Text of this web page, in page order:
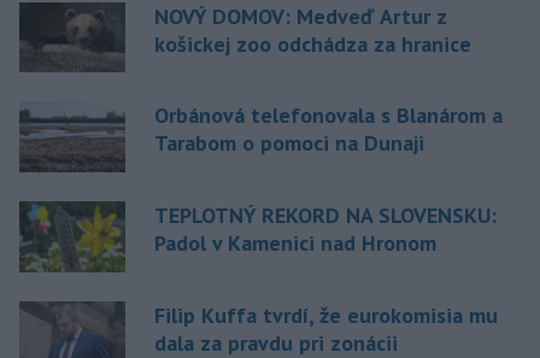
NOVÝ DOMOV: Medveď Artur z
košickej zoo odchádza za hranice
Orbánová telefonovala s Blanárom a
Tarabom o pomoci na Dunaji
TEPLOTNÝ REKORD NA SLOVENSKU:
Padol v Kamenici nad Hronom
Filip Kuffa tvrdí, že eurokomisia mu
dala za pravdu pri zonácii